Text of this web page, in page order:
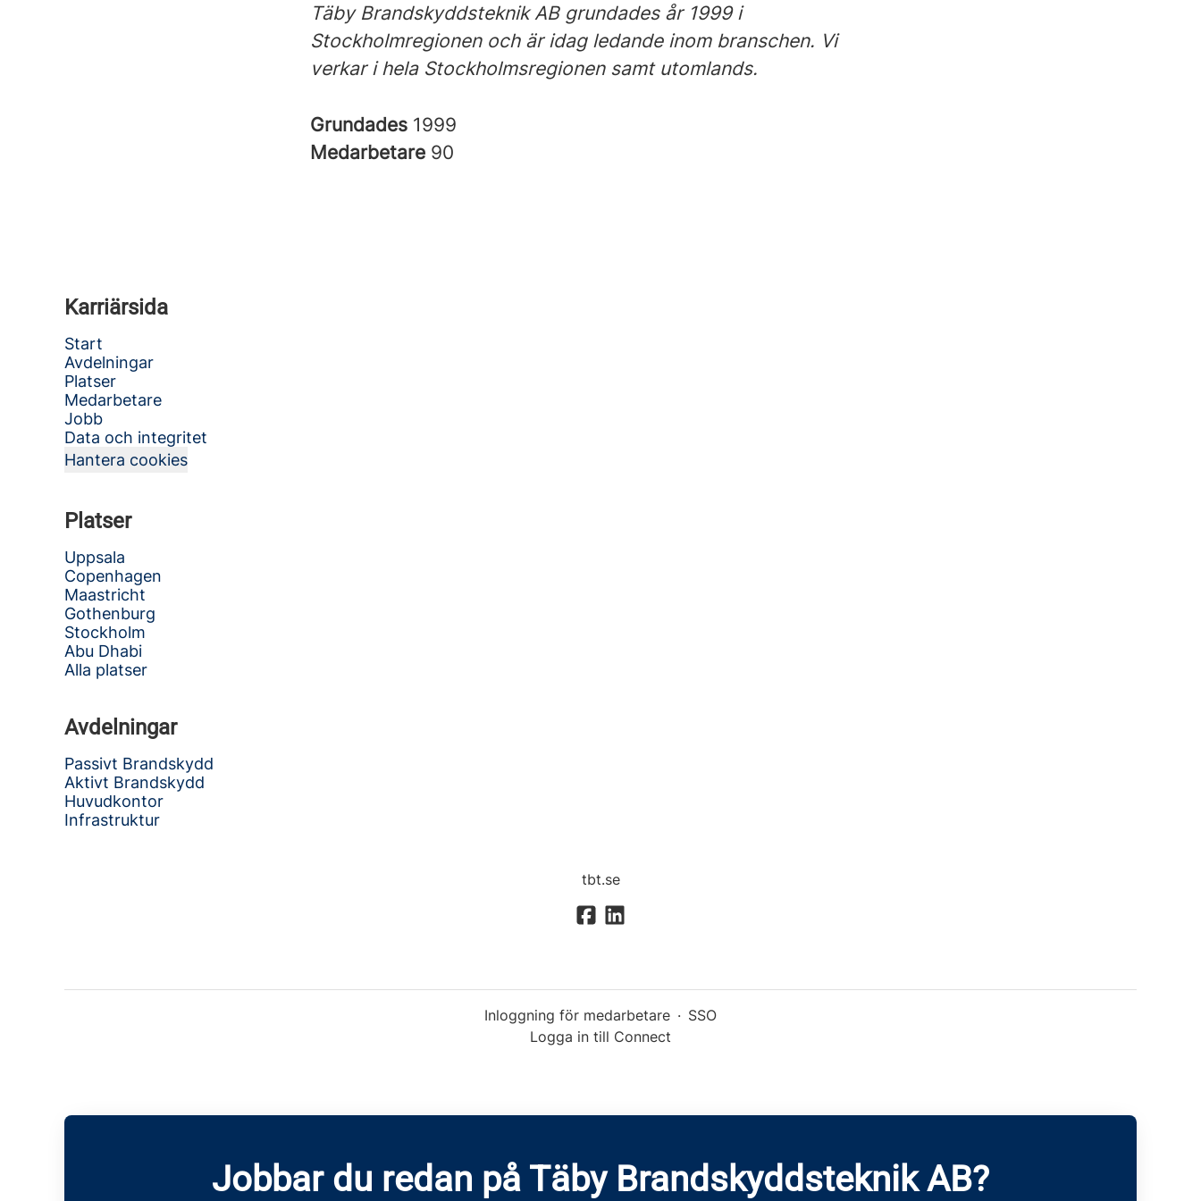
Täby Brandskyddsteknik AB grundades år 1999 i
Stockholmregionen och är idag ledande inom branschen. Vi
verkar i hela Stockholmsregionen samt utomlands.
Grundades 1999
Medarbetare 90
Karriärsida
Start
Avdelningar
Platser
Medarbetare
Jobb
Data och integritet
Hantera cookies
Platser
Uppsala
Copenhagen
Maastricht
Gothenburg
Stockholm
Abu Dhabi
Alla platser
Avdelningar
Passivt Brandskydd
Aktivt Brandskydd
Huvudkontor
Infrastruktur
tbt.se
Inloggning för medarbetare · SSO
Logga in till Connect
Jobbar du redan på Täby Brandskyddsteknik AB?